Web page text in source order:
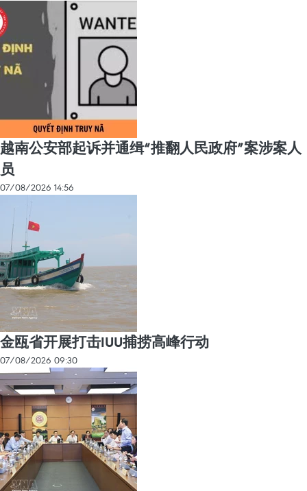
越南公安部起诉并通缉“推翻人民政府”案涉案人
员
07/08/2026 14:56
金瓯省开展打击IUU捕捞高峰行动
07/08/2026 09:30